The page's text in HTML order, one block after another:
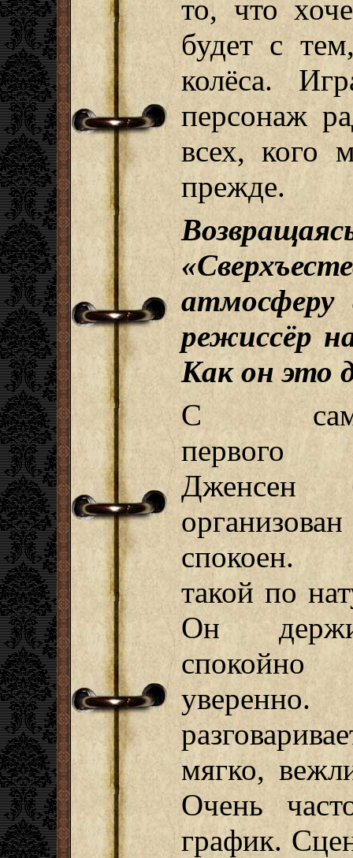
то, что
будет с
колёса.
персонаж
всех, кого
прежде.
атмосферу
режиссёр
Как он это
С
первого
Дженсен
такой по
Он
мягко,
Очень
график.